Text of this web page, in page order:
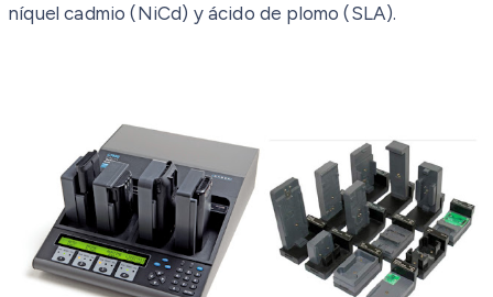
níquel cadmio (NiCd) y ácido de plomo (SLA).